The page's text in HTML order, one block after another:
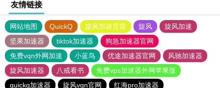
友情链接
网站地图 QuickQ 旋风加速度器 旋风
旋风加速
坚果加速器
tiktok加速器
狗急加速器官网
免费vqn外网加速
小蓝鸟 优途加速器官网
风驰加速器
旋风加速器
八戒看书
免费vps加速器外网苹果版
quickq加速器
旋风vqn官网 红海pro加速器